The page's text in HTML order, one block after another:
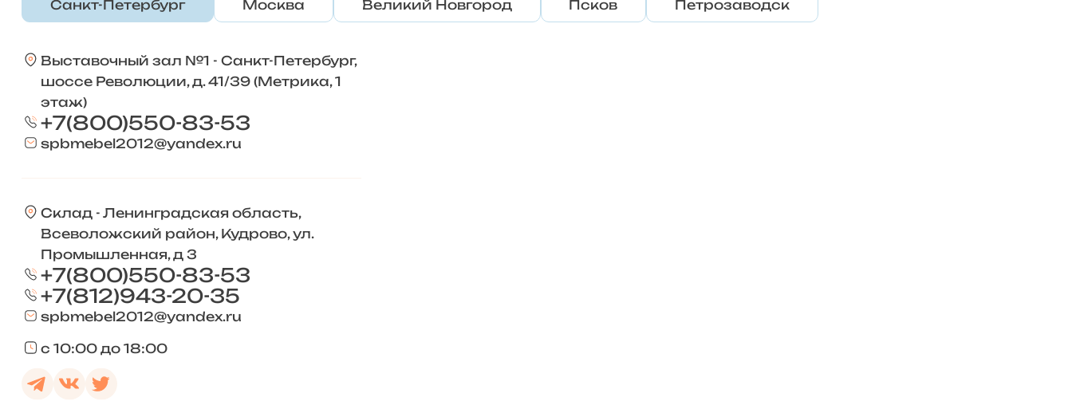
Санкт-Петербург Москва Великий Новгород Псков Петрозаводск
Выставочный зал №1 - Санкт-Петербург,
шоссе Революции, д. 41/39 (Метрика, 1
этаж)
+7(800)550-83-53
spbmebel2012@yandex.ru
Склад - Ленинградская область,
Всеволожский район, Кудрово, ул.
Промышленная, д 3
+7(800)550-83-53
+7(812)943-20-35
spbmebel2012@yandex.ru
с 10:00 до 18:00